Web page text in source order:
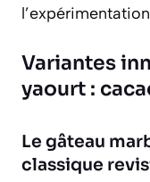
Variantes
yaourt :
Le gâteau
classique